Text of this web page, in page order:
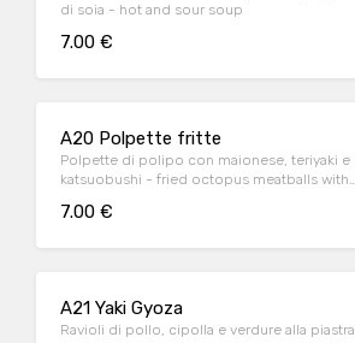
di soia - hot and sour soup
7.00 €
A20 Polpette fritte
Polpette di polipo con maionese, teriyaki e
katsuobushi - fried octopus meatballs with
7.00 €
A21 Yaki Gyoza
Ravioli di pollo, cipolla e verdure alla piastra